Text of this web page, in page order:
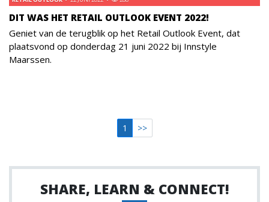
DIT WAS HET RETAIL OUTLOOK EVENT 2022!
Geniet van de terugblik op het Retail Outlook Event, dat
plaatsvond op donderdag 21 juni 2022 bij Innstyle
Maarssen.
1 >>
SHARE, LEARN & CONNECT!